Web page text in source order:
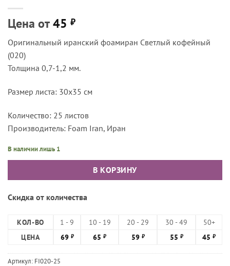
Цена от45 ₽
Оригинальный иранский фоамиран Светлый кофейный
(020)
Толщина 0,7-1,2 мм.
Размер листа: 30х35 см
Количество: 25 листов
Производитель: Foam Iran, Иран
В наличии лишь 1
В КОРЗИНУ
Скидка от количества
КОЛ-ВО 1 - 9 10 - 19 20 - 29 30 - 49
50+
ЦЕНА
69 ₽ 65 ₽ 59 ₽ 55 ₽ 45 ₽
Артикул: FI020-25